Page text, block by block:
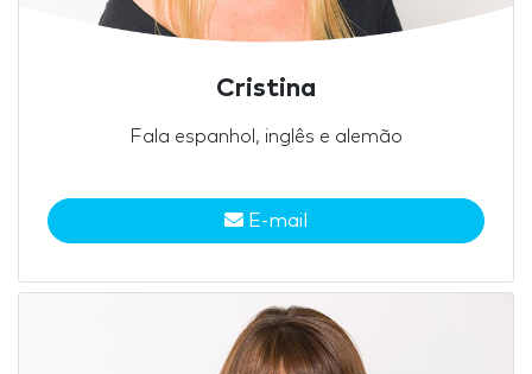
Cristina
Fala espanhol, inglês e alemão
E-mail